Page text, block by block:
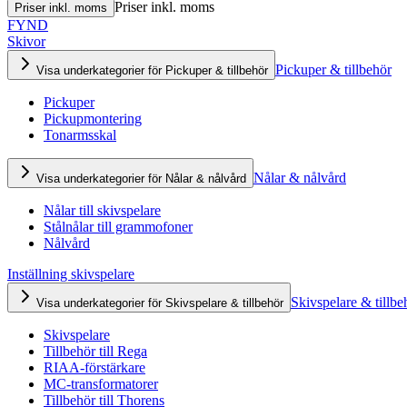
Priser inkl. moms Priser inkl. moms
FYND
Skivor
Visa underkategorier för Pickuper & tillbehör Pickuper & tillbehör
Pickuper
Pickupmontering
Tonarmsskal
Visa underkategorier för Nålar & nålvård Nålar & nålvård
Nålar till skivspelare
Stålnålar till grammofoner
Nålvård
Inställning skivspelare
Visa underkategorier för Skivspelare & tillbehör Skivspelare &
Skivspelare
Tillbehör till Rega
RIAA-förstärkare
MC-transformatorer
Tillbehör till Thorens